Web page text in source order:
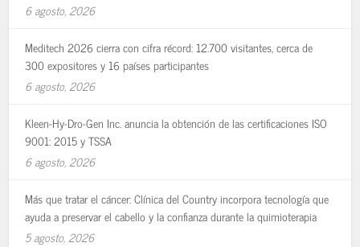
6 agosto, 2026
Meditech 2026 cierra con cifra récord: 12.700 visitantes, cerca de
300 expositores y 16 países participantes
6 agosto, 2026
Kleen-Hy-Dro-Gen Inc. anuncia la obtención de las certificaciones ISO
9001: 2015 y TSSA
6 agosto, 2026
Más que tratar el cáncer: Clínica del Country incorpora tecnología que
ayuda a preservar el cabello y la confianza durante la quimioterapia
5 agosto, 2026